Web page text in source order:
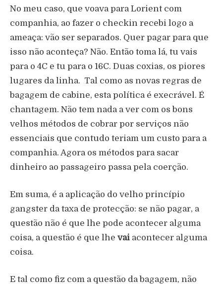
No meu caso, que voava para Lorient com
companhia, ao fazer o checkin recebi logo a
ameaça: vão ser separados. Quer pagar para que
isso não aconteça? Não. Então toma lá, tu vais
para o 4C e tu para o 16C. Duas coxias, os piores
lugares da linha. Tal como as novas regras de
bagagem de cabine, esta política é execrável. É
chantagem. Não tem nada a ver com os bons
velhos métodos de cobrar por serviços não
essenciais que contudo teriam um custo para a
companhia. Agora os métodos para sacar
dinheiro ao passageiro passa pela coerção.
Em suma, é a aplicação do velho princípio
gangster da taxa de protecção: se não pagar, a
questão não é que lhe pode acontecer alguma
coisa, a questão é que lhe vai acontecer alguma
coisa.
E tal como fiz com a questão da bagagem, não